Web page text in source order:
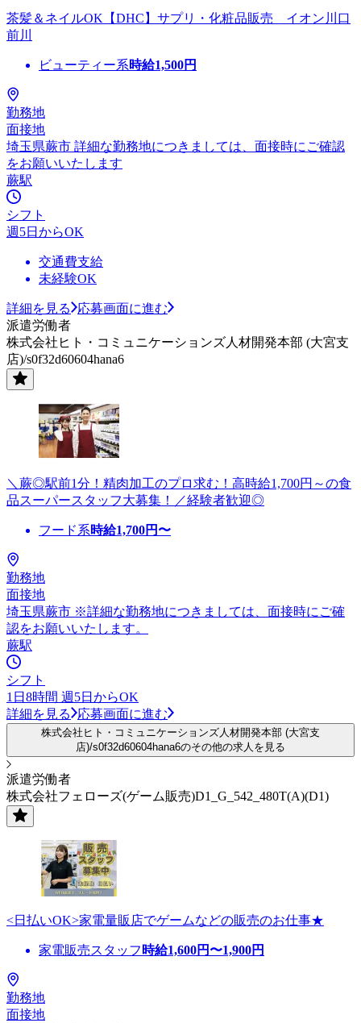
茶髪＆ネイルOK【DHC】サプリ・化粧品販売 イオン川口
前川
ビューティー系時給1,500円
勤務地
面接地
埼玉県蕨市 詳細な勤務地につきましては、面接時にご確認
をお願いいたします
蕨駅
シフト
週5日からOK
交通費支給
未経験OK
詳細を見る
応募画面に進む
派遣労働者
株式会社ヒト・コミュニケーションズ人材開発本部 (大宮支
店)/s0f32d60604hana6
＼蕨◎駅前1分！精肉加工のプロ求む！高時給1,700円～の食
品スーパースタッフ大募集！／経験者歓迎◎
フード系時給1,700円〜
勤務地
面接地
埼玉県蕨市 ※詳細な勤務地につきましては、面接時にご確
認をお願いいたします。
蕨駅
シフト
1日8時間 週5日からOK
詳細を見る
応募画面に進む
株式会社ヒト・コミュニケーションズ人材開発本部 (大宮支
店)/s0f32d60604hana6のその他の求人を見る
派遣労働者
株式会社フェローズ(ゲーム販売)D1_G_542_480T(A)(D1)
<日払いOK>家電量販店でゲームなどの販売のお仕事★
家電販売スタッフ 時給1,600円〜1,900円
勤務地
面接地